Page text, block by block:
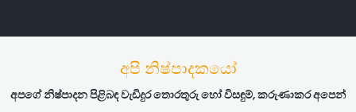
අපි නිෂ්පාදකයෝ
අපගේ නිෂ්පාදන පිළිබඳ වැඩිදුර තොරතුරු හෝ විසඳුම්, කරුණාකර අපෙන්